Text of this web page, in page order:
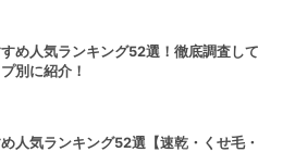
め人気ランキング52選！徹底調査して
別に紹介！
人気ランキング52選【速乾・くせ毛・